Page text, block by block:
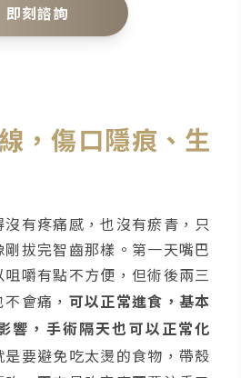
即刻諮詢
，傷口隱痕、生
有疼痛感，也沒有瘀青，只
拔完智齒那樣。第一天嘴巴
嚼有點不方便，但術後兩三
會痛， 可以正常進食，基本
響，手術隔天也可以正常化
是要避免吃太燙的食物，帶殼